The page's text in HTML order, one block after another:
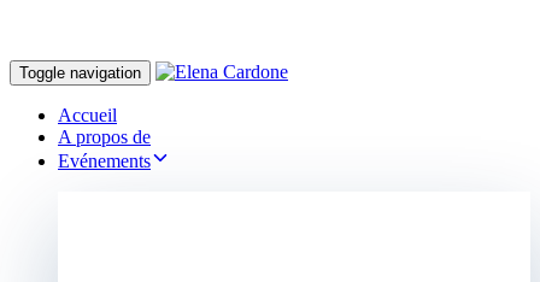
Toggle navigation
Accueil
A propos de
Evénements